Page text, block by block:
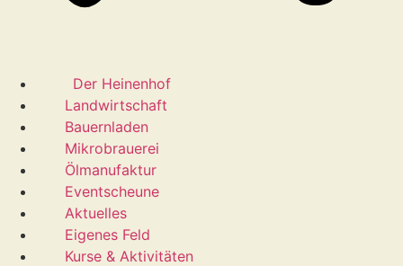
Der Heinenhof
Landwirtschaft
Bauernladen
Mikrobrauerei
Ölmanufaktur
Eventscheune
Aktuelles
Eigenes Feld
Kurse & Aktivitäten